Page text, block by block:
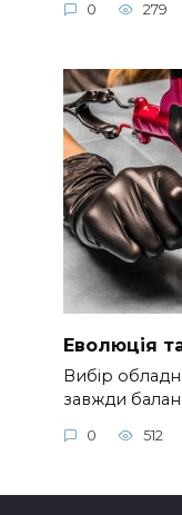
0 279
Еволюція
Вибір
завжди
0 512